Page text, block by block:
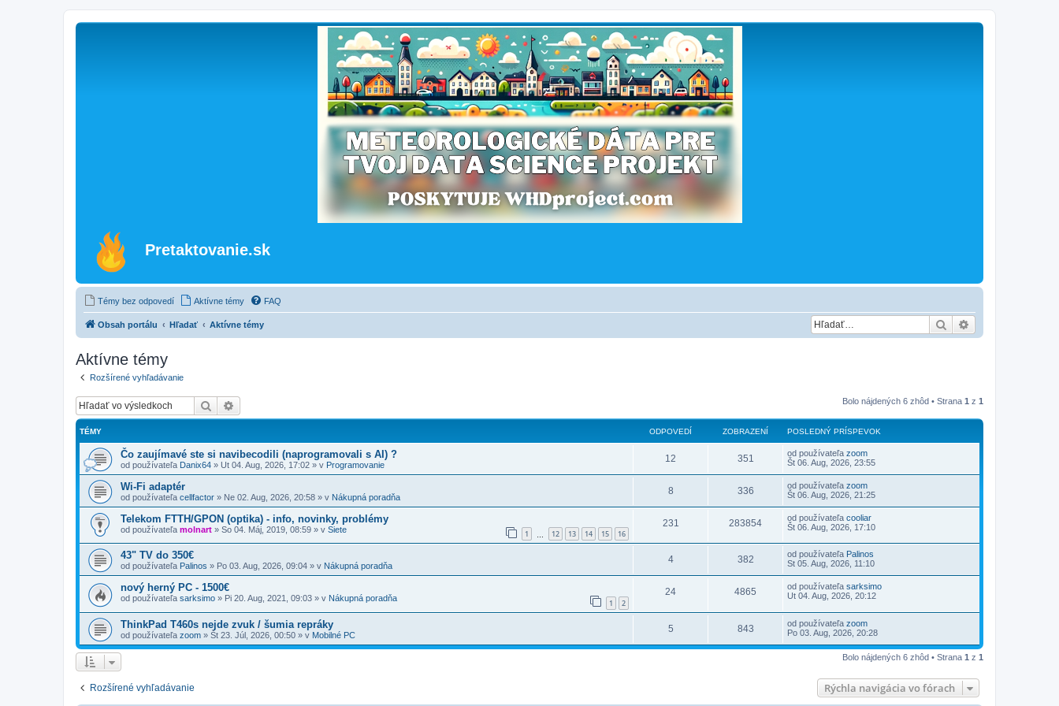
Pretaktovanie.sk
Témy bez odpovedí Aktívne témy FAQ
Obsah portálu Hľadať Aktívne témy Hľadať
Aktívne témy
Rozšírené vyhľadávanie
Hľadať Bolo nájdených 6 zhôd • Strana 1 z 1
TÉMY ODPOVEDÍ ZOBRAZENÍ POSLEDNÝ PRÍSPEVOK
Čo zaujímavé ste si navibecodili (naprogramovali s AI) ?
od používateľa Danix64 » Ut 04. Aug, 2026, 17:02 » v Programovanie
12 351 od používateľa zoom
Št 06. Aug, 2026, 23:55
Wi-Fi adaptér
od používateľa cellfactor » Ne 02. Aug, 2026, 20:58 » v Nákupná poradňa
8 336 od používateľa zoom
Št 06. Aug, 2026, 21:25
Telekom FTTH/GPON (optika) - info, novinky, problémy
od používateľa molnart » So 04. Máj, 2019, 08:59 » v Siete 1 12 13 14 15 16
231 283854 od používateľa cooliar
Št 06. Aug, 2026, 17:10
43" TV do 350€
od používateľa Palinos » Po 03. Aug, 2026, 09:04 » v Nákupná poradňa
4 382 od používateľa Palinos
St 05. Aug, 2026, 11:10
nový herný PC - 1500€
od používateľa sarksimo » Pi 20. Aug, 2021, 09:03 » v Nákupná poradňa 1 2
24 4865 od používateľa sarksimo
Ut 04. Aug, 2026, 20:12
ThinkPad T460s nejde zvuk / šumia repráky
od používateľa zoom » Št 23. Júl, 2026, 00:50 » v Mobilné PC
5 843 od používateľa zoom
Po 03. Aug, 2026, 20:28
Bolo nájdených 6 zhôd • Strana 1 z 1
Rozšírené vyhľadávanie Rýchla navigácia vo fórach